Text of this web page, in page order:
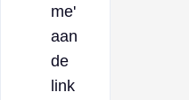
me'
aan
de
link